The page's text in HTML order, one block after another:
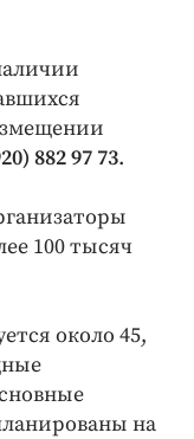
882 97 73.
100 тысяч
около 45,
на